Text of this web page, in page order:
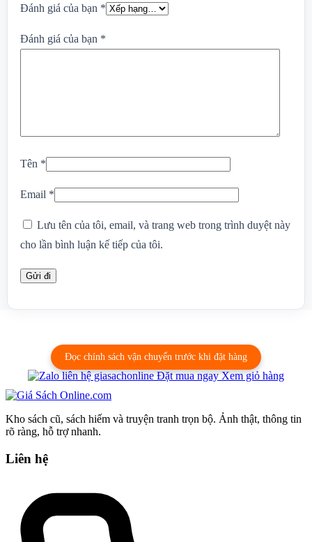
Đánh giá của bạn *
Đánh giá của bạn *
Tên *
Email *
Lưu tên của tôi, email, và trang web trong trình duyệt này
cho lần bình luận kế tiếp của tôi.
Đọc chính sách vận chuyển trước khi đặt hàng
Đặt mua ngayXem giỏ hàng
Kho sách cũ, sách hiếm và truyện tranh trọn bộ. Ảnh thật, thông tin
rõ ràng, hỗ trợ nhanh.
Liên hệ